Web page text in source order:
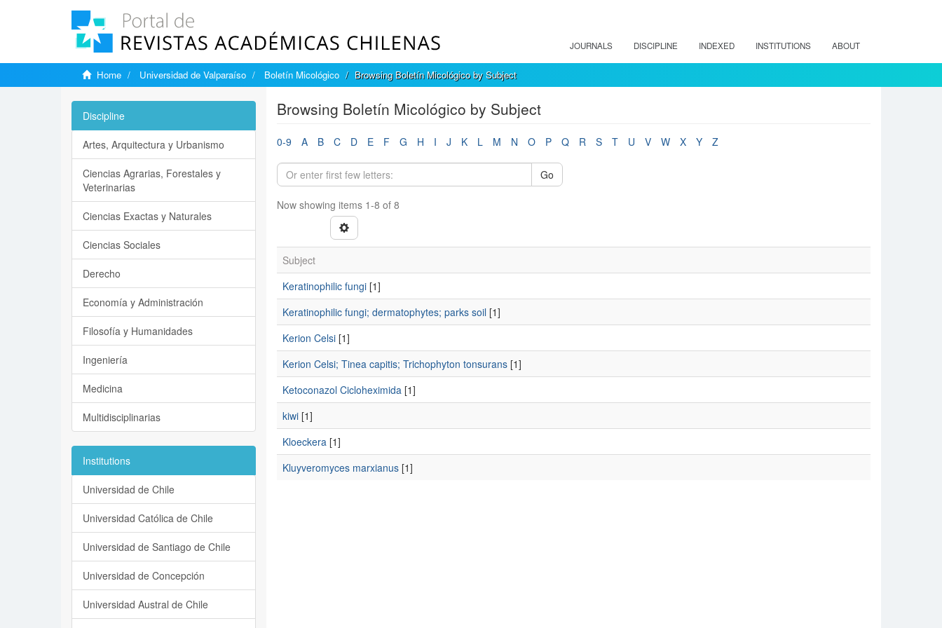
JOURNALS DISCIPLINE INDEXED INSTITUTIONS ABOUT
Home Universidad de Valparaíso Boletín Micológico Browsing Boletín Micológico by Subject
Browsing Boletín Micológico by Subject
0-9 A B C D E F G H I J K L M N O P Q R S T U V W X Y Z
Go
Now showing items 1-8 of 8
Subject
Keratinophilic fungi[1]
Keratinophilic fungi; dermatophytes; parks soil[1]
Kerion Celsi[1]
Kerion Celsi; Tinea capitis; Trichophyton tonsurans[1]
Ketoconazol Cicloheximida[1]
kiwi[1]
Kloeckera[1]
Kluyveromyces marxianus[1]
Discipline
Artes, Arquitectura y Urbanismo
Ciencias Agrarias, Forestales y
Veterinarias
Ciencias Exactas y Naturales
Ciencias Sociales
Derecho
Economía y Administración
Filosofía y Humanidades
Ingeniería
Medicina
Multidisciplinarias
Institutions
Universidad de Chile
Universidad Católica de Chile
Universidad de Santiago de Chile
Universidad de Concepción
Universidad Austral de Chile